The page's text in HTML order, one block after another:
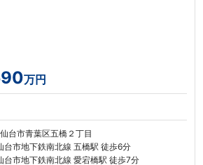
万円
台市青葉区五橋２丁目
台市地下鉄南北線 五橋駅 徒歩6分
台市地下鉄南北線 愛宕橋駅 徒歩7分